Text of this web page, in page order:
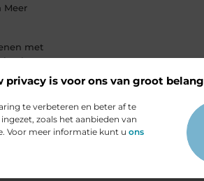
privacy is voor ons van groot belang
te verbeteren en beter af te
zoals het aanbieden van
Voor meer informatie kunt u ons
Meer
met
haal